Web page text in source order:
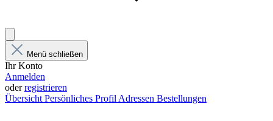
Menü schließen
Ihr Konto
Anmelden
oderregistrieren
Übersicht Persönliches Profil Adressen Bestellungen